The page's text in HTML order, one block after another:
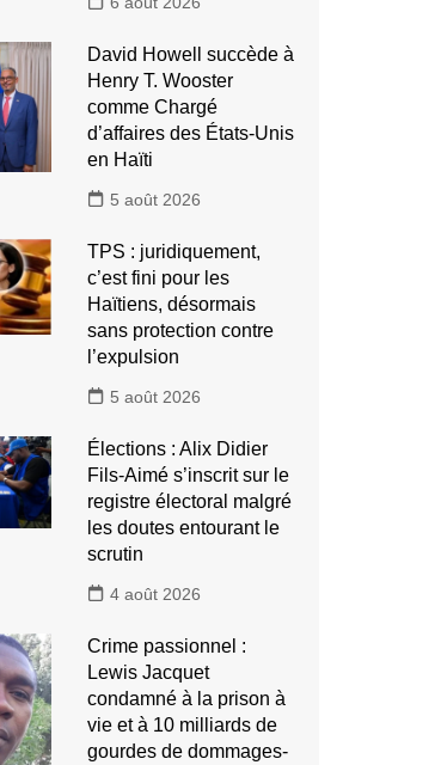
David Howell succède à
Henry T. Wooster
comme Chargé
d’affaires des États-Unis
en Haïti
5 août 2026
TPS : juridiquement,
c’est fini pour les
Haïtiens, désormais
sans protection contre
l’expulsion
5 août 2026
Élections : Alix Didier
Fils-Aimé s’inscrit sur le
registre électoral malgré
les doutes entourant le
scrutin
4 août 2026
Crime passionnel :
Lewis Jacquet
condamné à la prison à
vie et à 10 milliards de
gourdes de dommages-